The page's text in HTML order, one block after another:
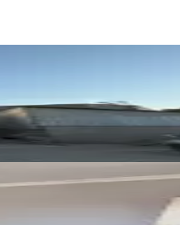
Germenicia
Ara
Germenicia